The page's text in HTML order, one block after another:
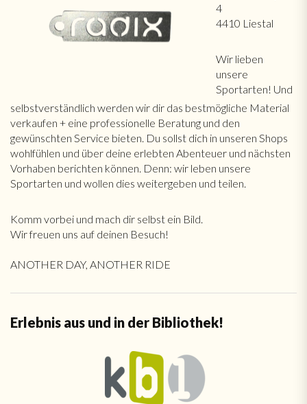
4
4410 Liestal
Wir lieben
unsere
Sportarten! Und
selbstverständlich werden wir dir das bestmögliche Material
verkaufen + eine professionelle Beratung und den
gewünschten Service bieten. Du sollst dich in unseren Shops
wohlfühlen und über deine erlebten Abenteuer und nächsten
Vorhaben berichten können. Denn: wir leben unsere
Sportarten und wollen dies weitergeben und teilen.
Komm vorbei und mach dir selbst ein Bild.
Wir freuen uns auf deinen Besuch!
ANOTHER DAY, ANOTHER RIDE
Erlebnis aus und in der Bibliothek!